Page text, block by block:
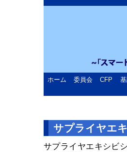
ホーム 委員会 CFP
サプライヤエ
サプライヤエキシビ